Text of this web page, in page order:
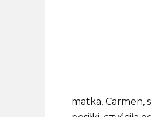
matka, Carmen,